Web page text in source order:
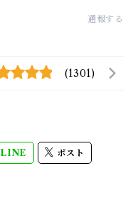
通報する
(1301)
LINE ポスト